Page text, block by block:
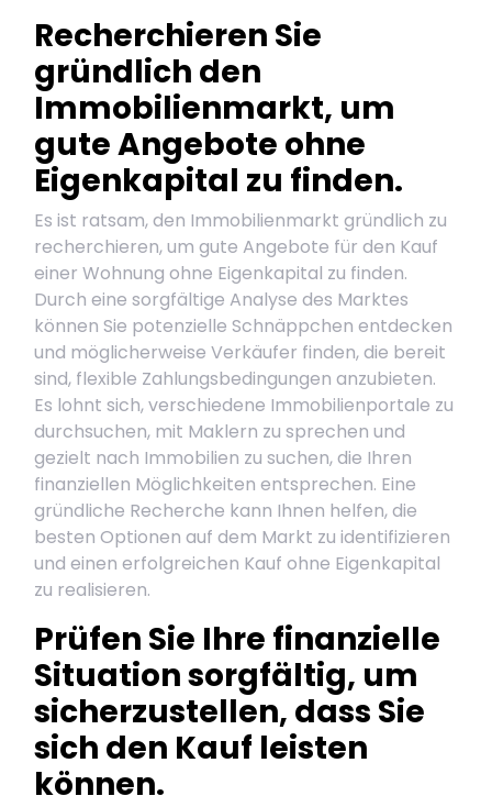
Recherchieren Sie
gründlich den
Immobilienmarkt, um
gute Angebote ohne
Eigenkapital zu finden.
Es ist ratsam, den Immobilienmarkt gründlich zu
recherchieren, um gute Angebote für den Kauf
einer Wohnung ohne Eigenkapital zu finden.
Durch eine sorgfältige Analyse des Marktes
können Sie potenzielle Schnäppchen entdecken
und möglicherweise Verkäufer finden, die bereit
sind, flexible Zahlungsbedingungen anzubieten.
Es lohnt sich, verschiedene Immobilienportale zu
durchsuchen, mit Maklern zu sprechen und
gezielt nach Immobilien zu suchen, die Ihren
finanziellen Möglichkeiten entsprechen. Eine
gründliche Recherche kann Ihnen helfen, die
besten Optionen auf dem Markt zu identifizieren
und einen erfolgreichen Kauf ohne Eigenkapital
zu realisieren.
Prüfen Sie Ihre finanzielle
Situation sorgfältig, um
sicherzustellen, dass Sie
sich den Kauf leisten
können.